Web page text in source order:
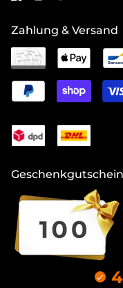
Zahlung & Versand